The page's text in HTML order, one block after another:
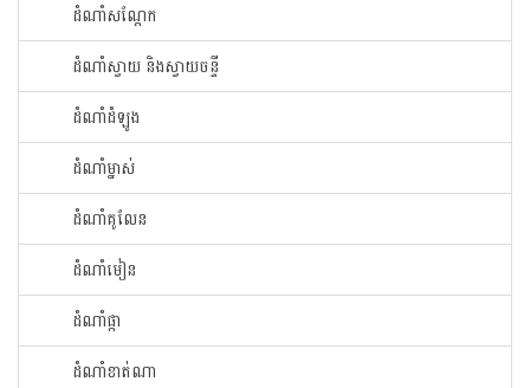
ដំណាំ​សណ្ដែក​
ដំណាំ​ស្វាយ​ និងស្វាយចន្ទី
ដំណាំ​ដំឡូង​
ដំណាំ​ម្នាស់​
ដំណាំ​គូលែន​
ដំណាំ​មៀន​
ដំណាំ​ផ្កា​
ដំណាំ​ខាត់ណា